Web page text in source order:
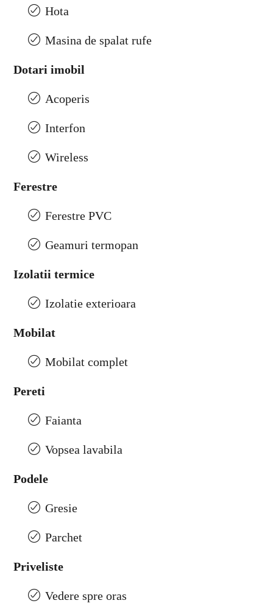
Hota
Masina de spalat rufe
Dotari imobil
Acoperis
Interfon
Wireless
Ferestre
Ferestre PVC
Geamuri termopan
Izolatii termice
Izolatie exterioara
Mobilat
Mobilat complet
Pereti
Faianta
Vopsea lavabila
Podele
Gresie
Parchet
Priveliste
Vedere spre oras